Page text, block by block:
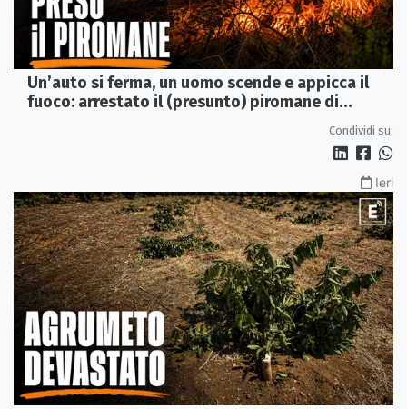
Un’auto si ferma, un uomo scende e appicca il
fuoco: arrestato il (presunto) piromane di
Condividi su:
Ieri